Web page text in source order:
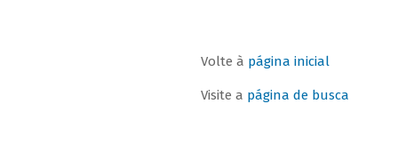
Volte à página inicial
Visite a página de busca